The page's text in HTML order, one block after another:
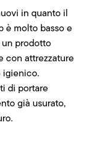
in quanto il
è molto basso e
prodotto
con attrezzature
igienico.
di portare
già usurato,